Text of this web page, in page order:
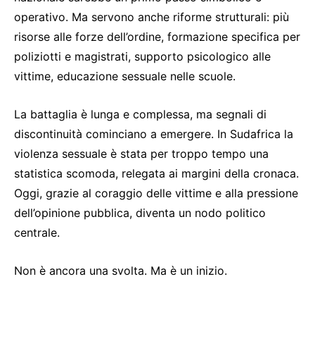
operativo. Ma servono anche riforme strutturali: più
risorse alle forze dell’ordine, formazione specifica per
poliziotti e magistrati, supporto psicologico alle
vittime, educazione sessuale nelle scuole.
La battaglia è lunga e complessa, ma segnali di
discontinuità cominciano a emergere. In Sudafrica la
violenza sessuale è stata per troppo tempo una
statistica scomoda, relegata ai margini della cronaca.
Oggi, grazie al coraggio delle vittime e alla pressione
dell’opinione pubblica, diventa un nodo politico
centrale.
Non è ancora una svolta. Ma è un inizio.